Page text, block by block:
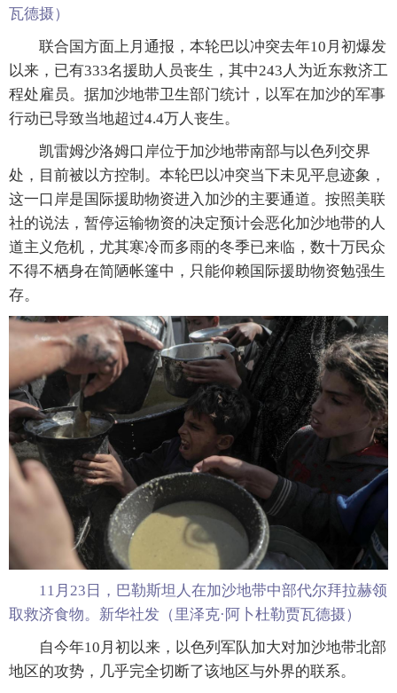
瓦德摄）
联合国方面上月通报，本轮巴以冲突去年10月初爆发
以来，已有333名援助人员丧生，其中243人为近东救济工
程处雇员。据加沙地带卫生部门统计，以军在加沙的军事
行动已导致当地超过4.4万人丧生。
凯雷姆沙洛姆口岸位于加沙地带南部与以色列交界
处，目前被以方控制。本轮巴以冲突当下未见平息迹象，
这一口岸是国际援助物资进入加沙的主要通道。按照美联
社的说法，暂停运输物资的决定预计会恶化加沙地带的人
道主义危机，尤其寒冷而多雨的冬季已来临，数十万民众
不得不栖身在简陋帐篷中，只能仰赖国际援助物资勉强生
存。
11月23日，巴勒斯坦人在加沙地带中部代尔拜拉赫领
取救济食物。新华社发（里泽克·阿卜杜勒贾瓦德摄）
自今年10月初以来，以色列军队加大对加沙地带北部
地区的攻势，几乎完全切断了该地区与外界的联系。